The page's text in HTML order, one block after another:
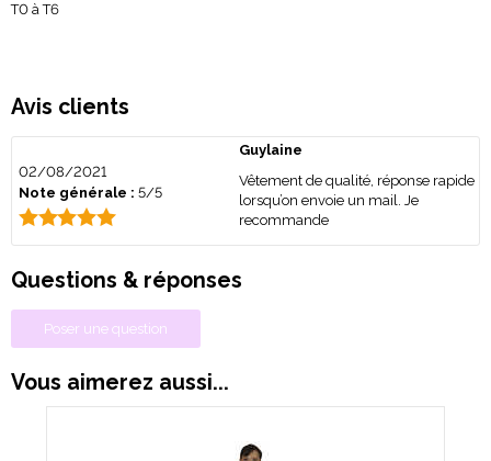
T0 à T6
Avis clients
02/08/2021
Note générale : 5/5
Guylaine
Vêtement de qualité, réponse rapide
lorsqu’on envoie un mail. Je
recommande
Questions & réponses
Poser une question
Vous aimerez aussi...